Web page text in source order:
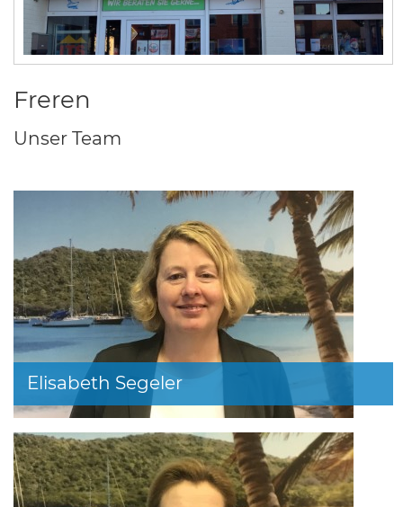
Freren
Unser Team
Elisabeth Segeler